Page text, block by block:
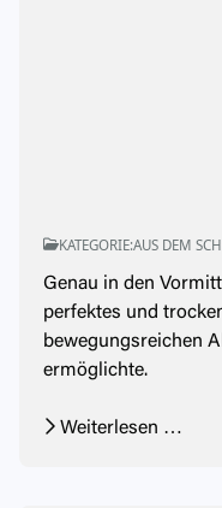
KATEGORIE:AUS DEM
Genau in den
perfektes und
bewegungsreichen
ermöglichte.
Weiterlesen …